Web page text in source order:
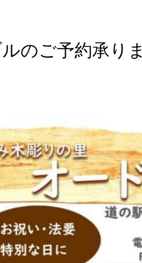
のご予約承り